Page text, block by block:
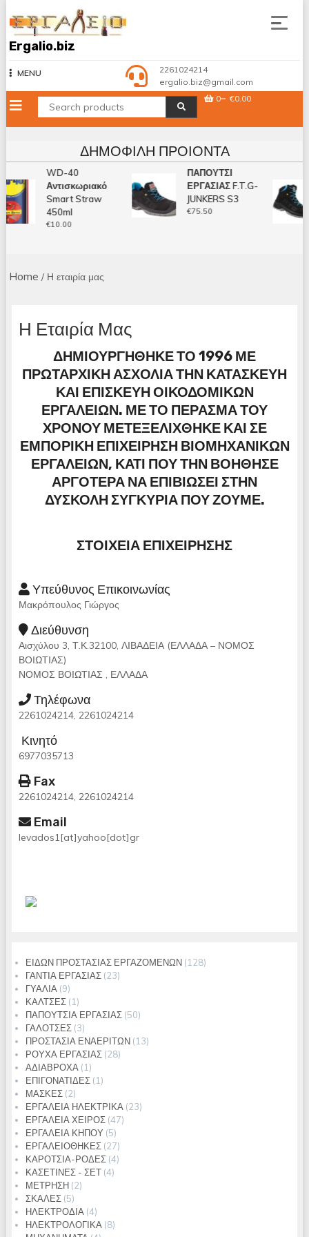
to
content
Ergalio.biz
MENU
2261024214
ergalio.biz@gmail.com
0
€0.00
ΔΗΜΟΦΙΛΉ ΠΡΟΙΌΝΤΑ
WD-40
Αντισκωριακό
Smart Straw
450ml
€10.00
ΠΑΠΟΥΤΣΙ
ΕΡΓΑΣΙΑΣ F.T.G-
JUNKERS S3
€75.50
Home / Η εταιρία μας
Η Εταιρία Μας
ΔΗΜΙΟΥΡΓΉΘΗΚΕ ΤΟ 1996 ΜΕ
ΠΡΩΤΑΡΧΙΚΉ ΑΣΧΟΛΊΑ ΤΗΝ ΚΑΤΑΣΚΕΥΉ
ΚΑΙ ΕΠΙΣΚΕΥΉ ΟΙΚΟΔΟΜΙΚΏΝ
ΕΡΓΑΛΕΊΩΝ. ΜΕ ΤΟ ΠΈΡΑΣΜΑ ΤΟΥ
ΧΡΌΝΟΥ ΜΕΤΕΞΕΛΊΧΘΗΚΕ ΚΑΙ ΣΕ
ΕΜΠΟΡΙΚΉ ΕΠΙΧΕΊΡΗΣΗ ΒΙΟΜΗΧΑΝΙΚΏΝ
ΕΡΓΑΛΕΊΩΝ, ΚΆΤΙ ΠΟΥ ΤΗΝ ΒΟΉΘΗΣΕ
ΑΡΓΌΤΕΡΑ ΝΑ ΕΠΙΒΙΏΣΕΙ ΣΤΗΝ
ΔΎΣΚΟΛΗ ΣΥΓΚΥΡΊΑ ΠΟΥ ΖΟΎΜΕ.
ΣΤΟΙΧΕΊΑ ΕΠΙΧΕΊΡΗΣΗΣ
Υπεύθυνος Επικοινωνίας
Μακρόπουλος Γιώργος
Διεύθυνση
Αισχύλου 3, Τ.Κ.32100, ΛΙΒΑΔΕΙΑ (ΕΛΛΑΔΑ – ΝΟΜΟΣ
ΒΟΙΩΤΙΑΣ)
ΝΟΜΟΣ ΒΟΙΩΤΙΑΣ , ΕΛΛΑΔΑ
Τηλέφωνα
2261024214, 2261024214
Κινητό
6977035713
Fax
2261024214, 2261024214
Email
levados1[at]yahoo[dot]gr
ΕΙΔΩΝ ΠΡΟΣΤΑΣΙΑΣ ΕΡΓΑΖΟΜΕΝΩΝ 128128
ΓΑΝΤΙΑ ΕΡΓΑΣΙΑΣ 2323
ΓΥΑΛΙΑ 99
προϊόντα
ΚΑΛΤΣΕΣ 11
προϊόν
ΠΑΠΟΥΤΣΙΑ ΕΡΓΑΣΙΑΣ 5050
ΓΑΛΟΤΣΕΣ 33
προϊόντα
ΠΡΟΣΤΑΣΙΑ ΕΝΑΕΡΙΤΩΝ 1313
ΡΟΥΧΑ ΕΡΓΑΣΙΑΣ 2828
ΑΔΙΑΒΡΟΧΑ 11
προϊόν
ΕΠΙΓΟΝΑΤΙΔΕΣ 11
ΜΑΣΚΕΣ 22
προϊόντα
ΕΡΓΑΛΕΙΑ ΗΛΕΚΤΡΙΚΑ 2323
ΕΡΓΑΛΕΙΑ ΧΕΙΡΟΣ 4747
ΕΡΓΑΛΕΙΑ ΚΗΠΟΥ 55
προϊόντα
ΕΡΓΑΛΕΙΟΘΗΚΕΣ 2727
προϊόντα
ΚΑΡΟΤΣΙΑ-ΡΟΔΕΣ 44
ΚΑΣΕΤΙΝΕΣ - ΣΕΤ 44
ΜΕΤΡΗΣΗ 22
ΣΚΑΛΕΣ 55
προϊόντα
ΗΛΕΚΤΡΟΔΙΑ 44
προϊόντα
ΗΛΕΚΤΡΟΛΟΓΙΚΑ 88